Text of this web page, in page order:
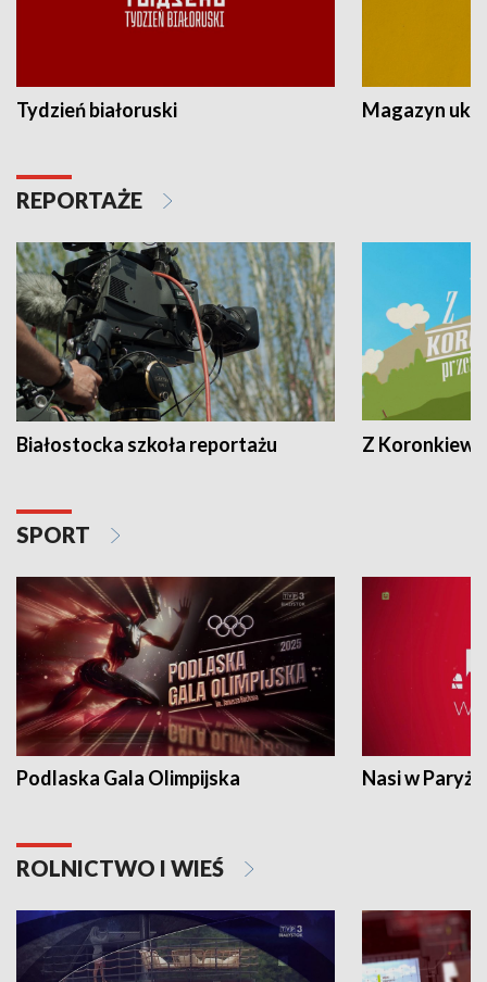
Tydzień białoruski Magazyn
REPORTAŻE
Białostocka szkoła reportażu Z
SPORT
Podlaska Gala Olimpijska Nasi w Paryżu
ROLNICTWO I WIEŚ